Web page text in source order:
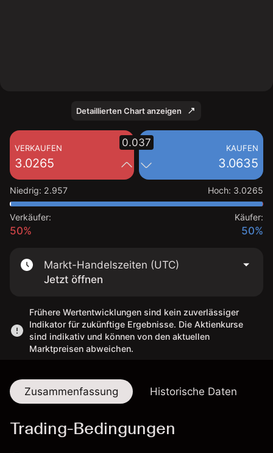
Detaillierten Chart anzeigen
VERKAUFEN
3.0265
KAUFEN
3.0635
0.037
Niedrig: 2.957 Hoch: 3.0265
Verkäufer:
50%
Käufer:
50%
Markt-Handelszeiten (UTC)
Jetzt öffnen
Frühere Wertentwicklungen sind kein zuverlässiger
Indikator für zukünftige Ergebnisse. Die Aktienkurse
sind indikativ und können von den aktuellen
Marktpreisen abweichen.
Zusammenfassung Historische Daten
Trading-Bedingungen